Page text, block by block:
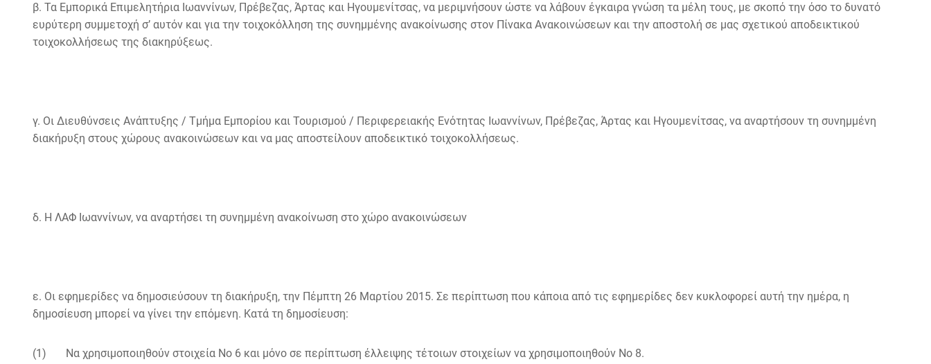
β. Τα Εμπορικά Επιμελητήρια Ιωαννίνων, Πρέβεζας, Άρτας και Ηγουμενίτσας, να μεριμνήσουν ώστε να λάβουν έγκαιρα γνώση τα μέλη τους, με σκοπό την όσο το δυνατό
ευρύτερη συμμετοχή σ’ αυτόν και για την τοιχοκόλληση της συνημμένης ανακοίνωσης στον Πίνακα Ανακοινώσεων και την αποστολή σε μας σχετικού αποδεικτικού
τοιχοκολλήσεως της διακηρύξεως.
γ. Οι Διευθύνσεις Ανάπτυξης / Τμήμα Εμπορίου και Τουρισμού / Περιφερειακής Ενότητας Ιωαννίνων, Πρέβεζας, Άρτας και Ηγουμενίτσας, να αναρτήσουν τη συνημμένη
διακήρυξη στους χώρους ανακοινώσεων και να μας αποστείλουν αποδεικτικό τοιχοκολλήσεως.
δ. Η ΛΑΦ Ιωαννίνων, να αναρτήσει τη συνημμένη ανακοίνωση στο χώρο ανακοινώσεων
ε. Οι εφημερίδες να δημοσιεύσουν τη διακήρυξη, την Πέμπτη 26 Μαρτίου 2015. Σε περίπτωση που κάποια από τις εφημερίδες δεν κυκλοφορεί αυτή την ημέρα, η
δημοσίευση μπορεί να γίνει την επόμενη. Κατά τη δημοσίευση:
(1) Να χρησιμοποιηθούν στοιχεία No 6 και μόνο σε περίπτωση έλλειψης τέτοιων στοιχείων να χρησιμοποιηθούν No 8.